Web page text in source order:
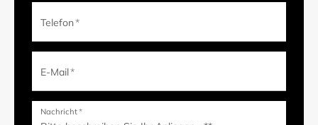
Telefon*
E-Mail*
Nachricht*